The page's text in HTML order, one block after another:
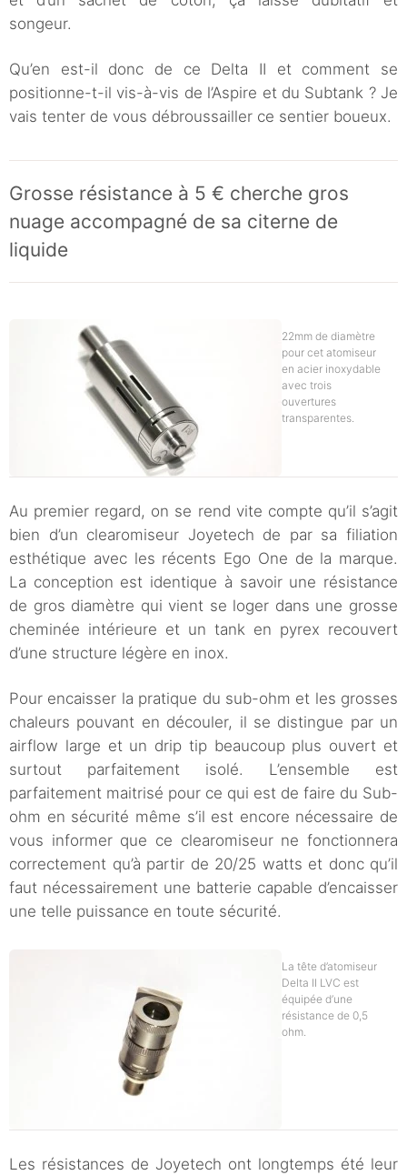
songeur.
Qu’en est-il donc de ce Delta II et comment se
positionne-t-il vis-à-vis de l’Aspire et du Subtank ? Je
vais tenter de vous débroussailler ce sentier boueux.
Grosse résistance à 5 € cherche gros
nuage accompagné de sa citerne de
liquide
22mm de diamètre
pour cet atomiseur
en acier inoxydable
avec trois
ouvertures
transparentes.
Au premier regard, on se rend vite compte qu’il s’agit
bien d’un clearomiseur Joyetech de par sa filiation
esthétique avec les récents Ego One de la marque.
La conception est identique à savoir une résistance
de gros diamètre qui vient se loger dans une grosse
cheminée intérieure et un tank en pyrex recouvert
d’une structure légère en inox.
Pour encaisser la pratique du sub-ohm et les grosses
chaleurs pouvant en découler, il se distingue par un
airflow large et un drip tip beaucoup plus ouvert et
surtout parfaitement isolé. L’ensemble est
parfaitement maitrisé pour ce qui est de faire du Sub-
ohm en sécurité même s’il est encore nécessaire de
vous informer que ce clearomiseur ne fonctionnera
correctement qu’à partir de 20/25 watts et donc qu’il
faut nécessairement une batterie capable d’encaisser
une telle puissance en toute sécurité.
La tête d’atomiseur
Delta II LVC est
équipée d’une
résistance de 0,5
ohm.
Les résistances de Joyetech ont longtemps été leur